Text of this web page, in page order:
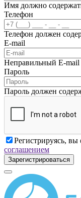
Имя должно
Телефон
Телефон должен
E-mail
Неправильный E-mail
Пароль
Пароль должен
Регистрируясь, вы
соглашением
Зарегистрироваться